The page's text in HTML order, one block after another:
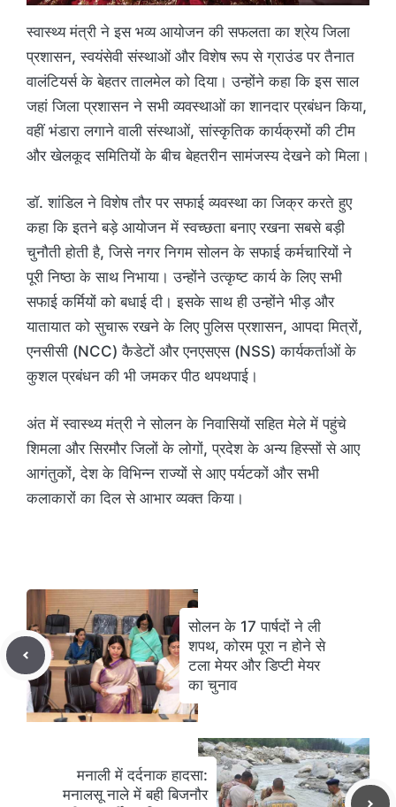
स्वास्थ्य मंत्री ने इस भव्य आयोजन की सफलता का श्रेय जिला
प्रशासन, स्वयंसेवी संस्थाओं और विशेष रूप से ग्राउंड पर तैनात
वालंटियर्स के बेहतर तालमेल को दिया। उन्होंने कहा कि इस साल
जहां जिला प्रशासन ने सभी व्यवस्थाओं का शानदार प्रबंधन किया,
वहीं भंडारा लगाने वाली संस्थाओं, सांस्कृतिक कार्यक्रमों की टीम
और खेलकूद समितियों के बीच बेहतरीन सामंजस्य देखने को मिला।
डॉ. शांडिल ने विशेष तौर पर सफाई व्यवस्था का जिक्र करते हुए
कहा कि इतने बड़े आयोजन में स्वच्छता बनाए रखना सबसे बड़ी
चुनौती होती है, जिसे नगर निगम सोलन के सफाई कर्मचारियों ने
पूरी निष्ठा के साथ निभाया। उन्होंने उत्कृष्ट कार्य के लिए सभी
सफाई कर्मियों को बधाई दी। इसके साथ ही उन्होंने भीड़ और
यातायात को सुचारू रखने के लिए पुलिस प्रशासन, आपदा मित्रों,
एनसीसी (NCC) कैडेटों और एनएसएस (NSS) कार्यकर्ताओं के
कुशल प्रबंधन की भी जमकर पीठ थपथपाई।
अंत में स्वास्थ्य मंत्री ने सोलन के निवासियों सहित मेले में पहुंचे
शिमला और सिरमौर जिलों के लोगों, प्रदेश के अन्य हिस्सों से आए
आगंतुकों, देश के विभिन्न राज्यों से आए पर्यटकों और सभी
कलाकारों का दिल से आभार व्यक्त किया।
सोलन के 17 पार्षदों ने ली
शपथ, कोरम पूरा न होने से
टला मेयर और डिप्टी मेयर
का चुनाव
मनाली में दर्दनाक हादसा:
मनालसू नाले में बही बिजनौर